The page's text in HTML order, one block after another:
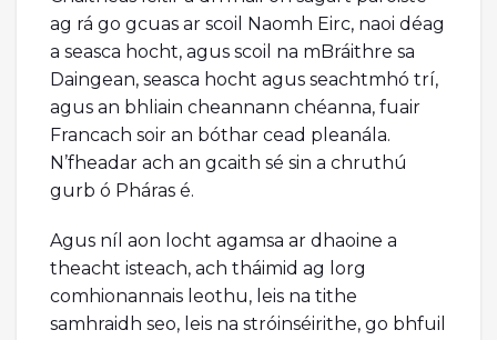
ag rá go gcuas ar scoil Naomh Eirc, naoi déag
a seasca hocht, agus scoil na mBráithre sa
Daingean, seasca hocht agus seachtmhó trí,
agus an bhliain cheannann chéanna, fuair
Francach soir an bóthar cead pleanála.
N’fheadar ach an gcaith sé sin a chruthú
gurb ó Pháras é.
Agus níl aon locht agamsa ar dhaoine a
theacht isteach, ach tháimid ag lorg
comhionannais leothu, leis na tithe
samhraidh seo, leis na stróinséirithe, go bhfuil